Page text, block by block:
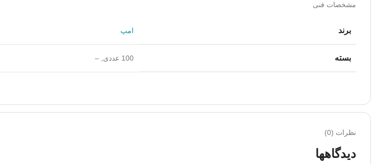
مشخصات فنی
برند امپ
بسته 100 عددی ,
–
نظرات (0)
دیدگاهها